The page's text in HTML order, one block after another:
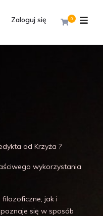
0
Zaloguj się
od Krzyża ?
wykorzystania
jak i
się w sposób